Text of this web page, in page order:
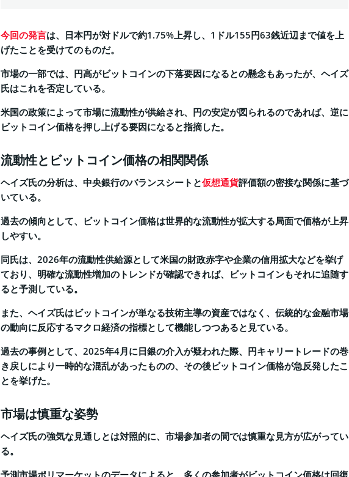
今回の発言は、日本円が対ドルで約1.75%上昇し、1ドル155円63銭近辺まで値を上
げたことを受けてのものだ。
市場の一部では、円高がビットコインの下落要因になるとの懸念もあったが、ヘイズ
氏はこれを否定している。
米国の政策によって市場に流動性が供給され、円の安定が図られるのであれば、逆に
ビットコイン価格を押し上げる要因になると指摘した。
流動性とビットコイン価格の相関関係
ヘイズ氏の分析は、中央銀行のバランスシートと仮想通貨評価額の密接な関係に基づ
いている。
過去の傾向として、ビットコイン価格は世界的な流動性が拡大する局面で価格が上昇
しやすい。
同氏は、2026年の流動性供給源として米国の財政赤字や企業の信用拡大などを挙げ
ており、明確な流動性増加のトレンドが確認できれば、ビットコインもそれに追随す
ると予測している。
また、ヘイズ氏はビットコインが単なる技術主導の資産ではなく、伝統的な金融市場
の動向に反応するマクロ経済の指標として機能しつつあると見ている。
過去の事例として、2025年4月に日銀の介入が疑われた際、円キャリートレードの巻
き戻しにより一時的な混乱があったものの、その後ビットコイン価格が急反発したこ
とを挙げた。
市場は慎重な姿勢
ヘイズ氏の強気な見通しとは対照的に、市場参加者の間では慎重な見方が広がってい
る。